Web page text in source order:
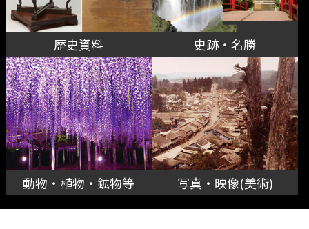
歴史資料 史跡・名勝
動物・植物・鉱物等 写真・映像(美術)